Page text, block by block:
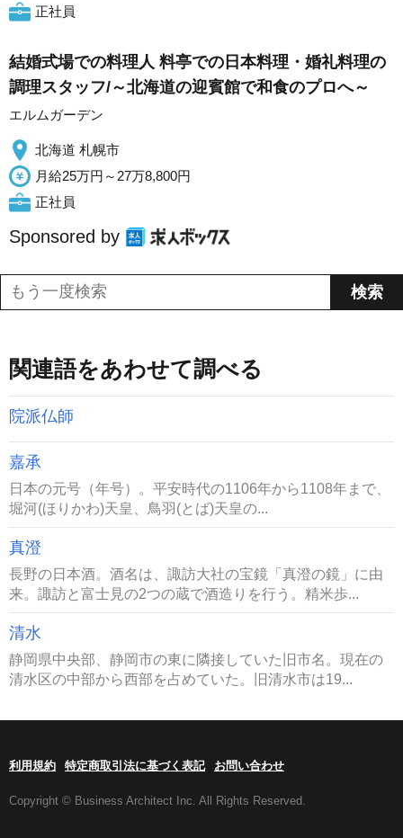
正社員
結婚式場での料理人 料亭での日本料理・婚礼料理の
調理スタッフ/～北海道の迎賓館で和食のプロへ～
エルムガーデン
北海道 札幌市
月給25万円～27万8,800円
正社員
Sponsored by
関連語をあわせて調べる
院派仏師
嘉承
日本の元号（年号）。平安時代の1106年から1108年まで、
堀河(ほりかわ)天皇、鳥羽(とば)天皇の...
真澄
長野の日本酒。酒名は、諏訪大社の宝鏡「真澄の鏡」に由
来。諏訪と富士見の2つの蔵で酒造りを行う。精米歩...
清水
静岡県中央部、静岡市の東に隣接していた旧市名。現在の
清水区の中部から西部を占めていた。旧清水市は19...
利用規約 特定商取引法に基づく表記 お問い合わせ
Copyright © Business Architect Inc. All Rights Reserved.